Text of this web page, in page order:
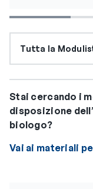
Tutta la
Stai cercando i
disposizione
biologo?
Vai ai materiali